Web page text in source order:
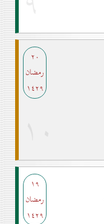
۲٠
رمضان
۱٤۲۹
۱۹
رمضان
۱٤۲۹